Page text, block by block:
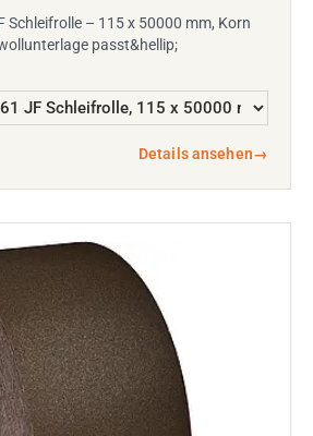
Schleifrolle – 115 x 50000 mm, Korn
passt&hellip;
Details ansehen→